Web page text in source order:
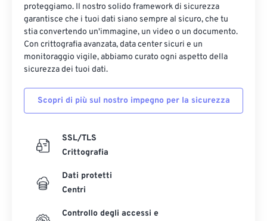
proteggiamo. Il nostro solido framework di sicurezza
garantisce che i tuoi dati siano sempre al sicuro, che tu
stia convertendo un'immagine, un video o un documento.
Con crittografia avanzata, data center sicuri e un
monitoraggio vigile, abbiamo curato ogni aspetto della
sicurezza dei tuoi dati.
Scopri di più sul nostro impegno per la sicurezza
SSL/TLS
Crittografia
Dati protetti
Centri
Controllo degli accessi e